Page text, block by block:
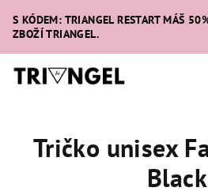
obsah
S KÓDEM: TRIANGEL RESTART MÁŠ
ZBOŽÍ TRIANGEL.
Tričko unisex
Black